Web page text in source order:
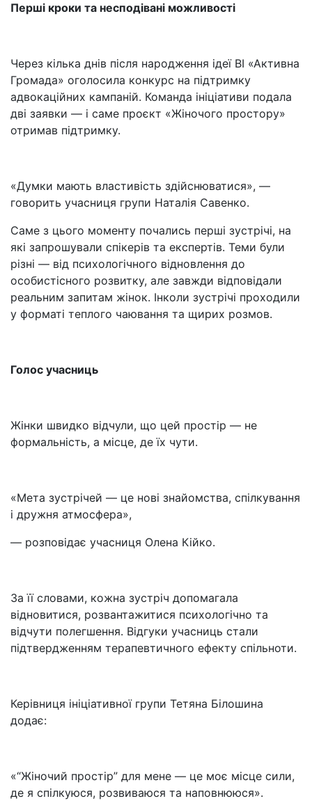
Перші кроки та несподівані можливості
Через кілька днів після народження ідеї ВІ «Активна
Громада» оголосила конкурс на підтримку
адвокаційних кампаній. Команда ініціативи подала
дві заявки — і саме проєкт «Жіночого простору»
отримав підтримку.
«Думки мають властивість здійснюватися», —
говорить учасниця групи Наталія Савенко.
Саме з цього моменту почались перші зустрічі, на
які запрошували спікерів та експертів. Теми були
різні — від психологічного відновлення до
особистісного розвитку, але завжди відповідали
реальним запитам жінок. Інколи зустрічі проходили
у форматі теплого чаювання та щирих розмов.
Голос учасниць
Жінки швидко відчули, що цей простір — не
формальність, а місце, де їх чути.
«Мета зустрічей — це нові знайомства, спілкування
і дружня атмосфера»,
— розповідає учасниця Олена Кійко.
За її словами, кожна зустріч допомагала
відновитися, розвантажитися психологічно та
відчути полегшення. Відгуки учасниць стали
підтвердженням терапевтичного ефекту спільноти.
Керівниця ініціативної групи Тетяна Білошина
додає:
«“Жіночий простір” для мене — це моє місце сили,
де я спілкуюся, розвиваюся та наповнююся».